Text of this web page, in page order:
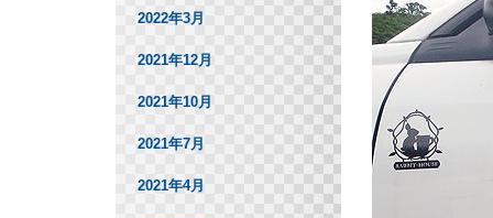
2022年3月
2021年12月
2021年10月
2021年7月
2021年4月